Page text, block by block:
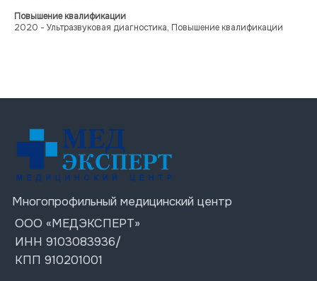
Повышение квалификации
2020 - Ультразвуковая диагностика, Повышение квалификации
+7 (978) 576 38-88
Контакты
КПП 910201001
г. Симферополь
Услуги
Блог
Контакты
Цены